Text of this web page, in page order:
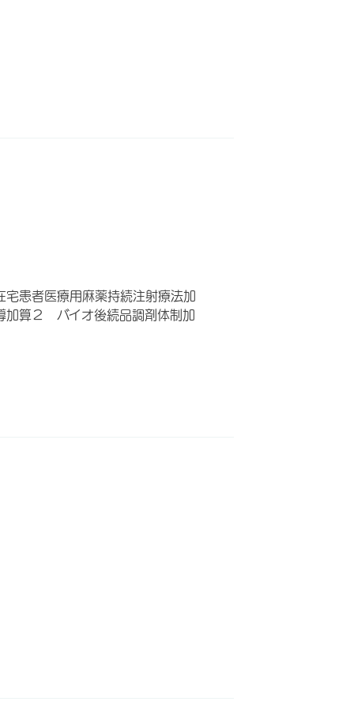
患者医療用麻薬持続注射療法加
算２ バイオ後続品調剤体制加